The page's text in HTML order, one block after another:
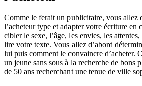
Comme le ferait un publicitaire, vous allez
l’acheteur type et adapter votre écriture en
cibler le sexe, l’âge, les envies, les
lire votre texte. Vous allez d’abord
lui puis comment le convaincre d’acheter.
un jeune sans sous à la recherche de bons
de 50 ans recherchant une tenue de ville